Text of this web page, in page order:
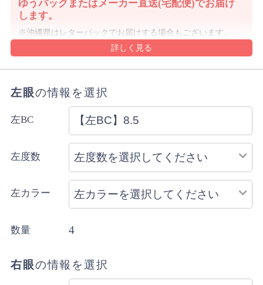
ゆうパックまたはメーカー直送(宅配便)でお届け
します。
沖縄県はレターパックでお届けする場合もございます。
詳細・ご注意事項はご利用ガイドをご確認ください。
左眼の情報を選択
左BC
左度数
左カラー
数量 4
右眼の情報を選択